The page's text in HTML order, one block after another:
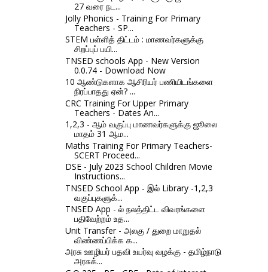
27 வரை நட...
Jolly Phonics - Training For Primary
Teachers - SP...
STEM பள்ளித் திட்டம் : மாணவர்களுக்கு
சிறப்புப் பயி...
TNSED schools App - New Version
0.0.74 - Download Now
10 ஆண்டுகளாக ஆசிரியர் பணியிடங்களை
நிரப்பாதது ஏன்? ...
CRC Training For Upper Primary
Teachers - Dates An...
1,2,3 - ஆம் வகுப்பு மாணவர்களுக்கு ஜூலை
மாதம் 31 ஆம...
Maths Training For Primary Teachers-
SCERT Proceed...
DSE - July 2023 School Children Movie
Instructions...
TNSED School App - இல் Library -1,2,3
வகுப்புகளுக்...
TNSED App - ல் நலத்திட்ட விவரங்களை
பதிவேற்றம் உத...
Unit Transfer - அலகு / துறை மாறுதல்
விண்ணப்பிக்க க...
அரசு ஊழியர் பதவி உயர்வு வழக்கு - தமிழ்நாடு
அரசுக்...